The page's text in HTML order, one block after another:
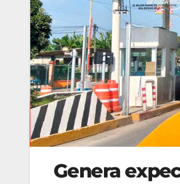
Genera